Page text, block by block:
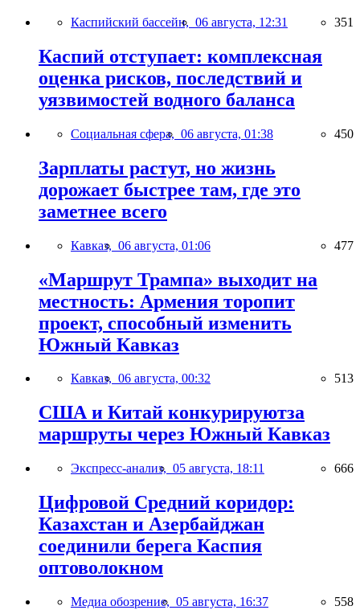
Каспийский бассейн, 06 августа, 12:31 351
Каспий отступает: комплексная
оценка рисков, последствий и
уязвимостей водного баланса
Социальная сфера, 06 августа, 01:38 450
Зарплаты растут, но жизнь
дорожает быстрее там, где это
заметнее всего
Кавказ, 06 августа, 01:06 477
«Маршрут Трампа» выходит на
местность: Армения торопит
проект, способный изменить
Южный Кавказ
Кавказ, 06 августа, 00:32 513
США и Китай конкурируютза
маршруты через Южный Кавказ
Экспресс-анализ, 05 августа, 18:11 666
Цифровой Средний коридор:
Казахстан и Азербайджан
соединили берега Каспия
оптоволокном
Медиа обозрение, 05 августа, 16:37 558